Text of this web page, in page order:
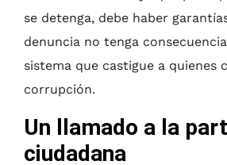
se detenga, debe haber
denuncia no tenga
sistema que castigue a quienes
corrupción.
Un llamado a la
ciudadana